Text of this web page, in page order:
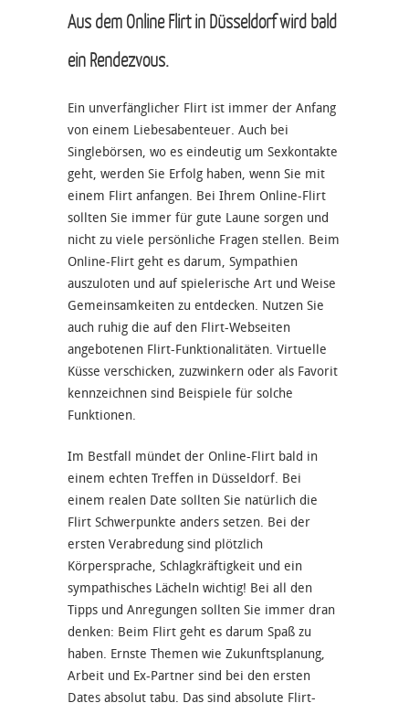
Aus dem Online Flirt in Düsseldorf wird bald
ein Rendezvous.
Ein unverfänglicher Flirt ist immer der Anfang
von einem Liebesabenteuer. Auch bei
Singlebörsen, wo es eindeutig um Sexkontakte
geht, werden Sie Erfolg haben, wenn Sie mit
einem Flirt anfangen. Bei Ihrem Online-Flirt
sollten Sie immer für gute Laune sorgen und
nicht zu viele persönliche Fragen stellen. Beim
Online-Flirt geht es darum, Sympathien
auszuloten und auf spielerische Art und Weise
Gemeinsamkeiten zu entdecken. Nutzen Sie
auch ruhig die auf den Flirt-Webseiten
angebotenen Flirt-Funktionalitäten. Virtuelle
Küsse verschicken, zuzwinkern oder als Favorit
kennzeichnen sind Beispiele für solche
Funktionen.
Im Bestfall mündet der Online-Flirt bald in
einem echten Treffen in Düsseldorf. Bei
einem realen Date sollten Sie natürlich die
Flirt Schwerpunkte anders setzen. Bei der
ersten Verabredung sind plötzlich
Körpersprache, Schlagkräftigkeit und ein
sympathisches Lächeln wichtig! Bei all den
Tipps und Anregungen sollten Sie immer dran
denken: Beim Flirt geht es darum Spaß zu
haben. Ernste Themen wie Zukunftsplanung,
Arbeit und Ex-Partner sind bei den ersten
Dates absolut tabu. Das sind absolute Flirt-